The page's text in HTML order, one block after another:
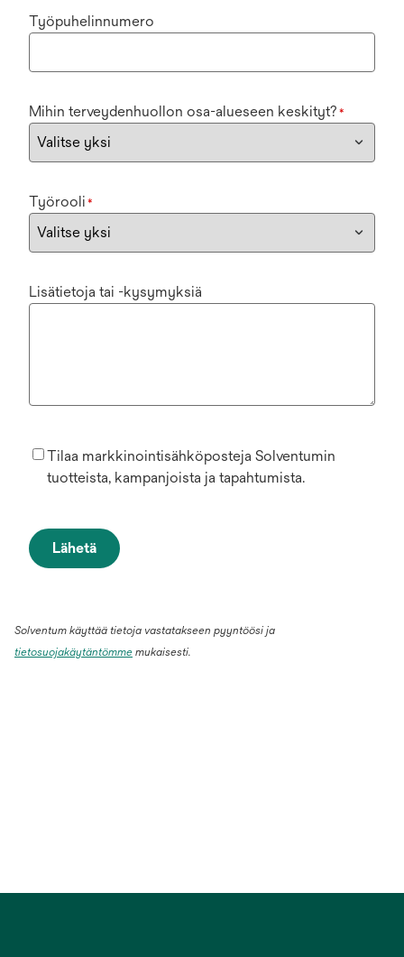
Työpuhelinnumero
Mihin terveydenhuollon osa-alueseen keskityt? *
Työrooli *
Lisätietoja tai -kysymyksiä
Tilaa markkinointisähköposteja Solventumin
tuotteista, kampanjoista ja tapahtumista.
Lähetä
Solventum käyttää tietoja vastatakseen pyyntöösi ja
tietosuojakäytäntömme mukaisesti.